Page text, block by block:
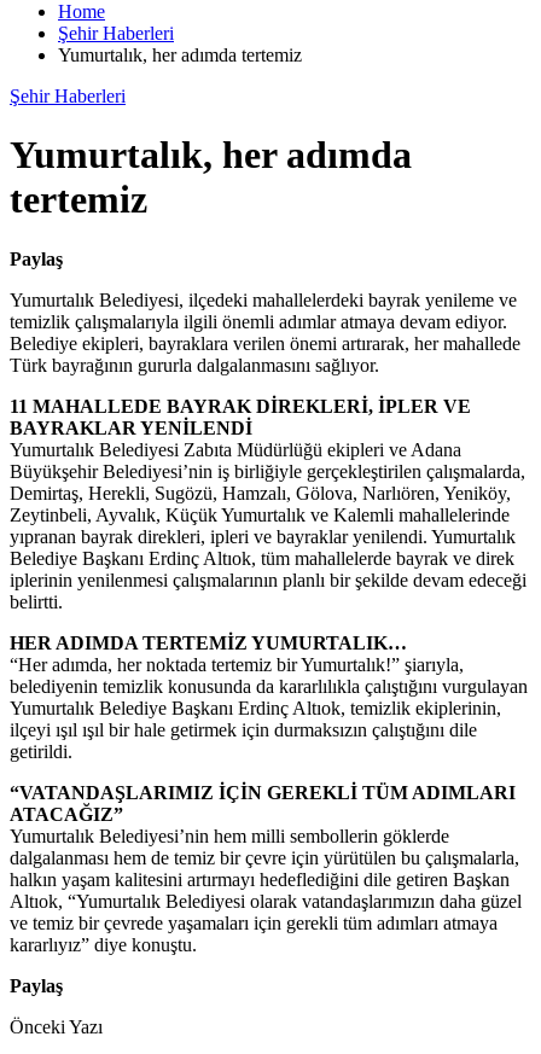
Home
Şehir Haberleri
Yumurtalık, her adımda tertemiz
Şehir Haberleri
Yumurtalık, her adımda
tertemiz
Paylaş
Yumurtalık Belediyesi, ilçedeki mahallelerdeki bayrak yenileme ve
temizlik çalışmalarıyla ilgili önemli adımlar atmaya devam ediyor.
Belediye ekipleri, bayraklara verilen önemi artırarak, her mahallede
Türk bayrağının gururla dalgalanmasını sağlıyor.
11 MAHALLEDE BAYRAK DİREKLERİ, İPLER VE
BAYRAKLAR YENİLENDİ
Yumurtalık Belediyesi Zabıta Müdürlüğü ekipleri ve Adana
Büyükşehir Belediyesi’nin iş birliğiyle gerçekleştirilen çalışmalarda,
Demirtaş, Herekli, Sugözü, Hamzalı, Gölova, Narlıören, Yeniköy,
Zeytinbeli, Ayvalık, Küçük Yumurtalık ve Kalemli mahallelerinde
yıpranan bayrak direkleri, ipleri ve bayraklar yenilendi. Yumurtalık
Belediye Başkanı Erdinç Altıok, tüm mahallelerde bayrak ve direk
iplerinin yenilenmesi çalışmalarının planlı bir şekilde devam edeceği
belirtti.
HER ADIMDA TERTEMİZ YUMURTALIK…
“Her adımda, her noktada tertemiz bir Yumurtalık!” şiarıyla,
belediyenin temizlik konusunda da kararlılıkla çalıştığını vurgulayan
Yumurtalık Belediye Başkanı Erdinç Altıok, temizlik ekiplerinin,
ilçeyi ışıl ışıl bir hale getirmek için durmaksızın çalıştığını dile
getirildi.
“VATANDAŞLARIMIZ İÇİN GEREKLİ TÜM ADIMLARI
ATACAĞIZ”
Yumurtalık Belediyesi’nin hem milli sembollerin göklerde
dalgalanması hem de temiz bir çevre için yürütülen bu çalışmalarla,
halkın yaşam kalitesini artırmayı hedeflediğini dile getiren Başkan
Altıok, “Yumurtalık Belediyesi olarak vatandaşlarımızın daha güzel
ve temiz bir çevrede yaşamaları için gerekli tüm adımları atmaya
kararlıyız” diye konuştu.
Paylaş
Önceki Yazı